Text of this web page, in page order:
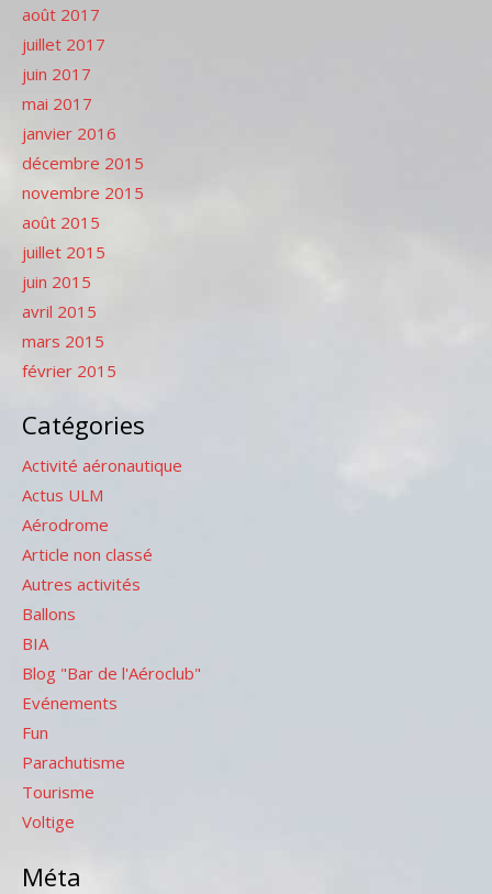
août 2017
juillet 2017
juin 2017
mai 2017
janvier 2016
décembre 2015
novembre 2015
août 2015
juillet 2015
juin 2015
avril 2015
mars 2015
février 2015
Catégories
Activité aéronautique
Actus ULM
Aérodrome
Article non classé
Autres activités
Ballons
BIA
Blog "Bar de l'Aéroclub"
Evénements
Fun
Parachutisme
Tourisme
Voltige
Méta